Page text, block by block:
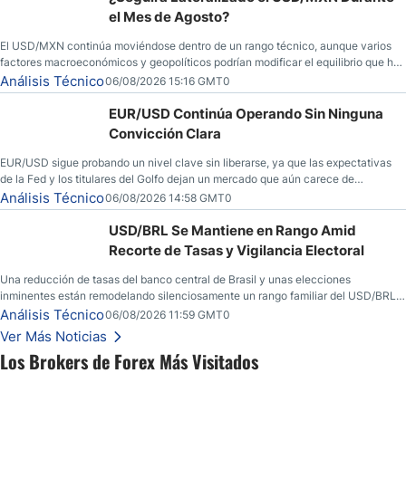
Los Brokers de Forex Más Visitados
el Mes de Agosto?
El USD/MXN continúa moviéndose dentro de un rango técnico, aunque varios
factores macroeconómicos y geopolíticos podrían modificar el equilibrio que ha
dominado al mercado en las últimas semanas.
Análisis Técnico06/08/2026 15:16 GMT0
EUR/USD Continúa Operando Sin Ninguna
Convicción Clara
EUR/USD sigue probando un nivel clave sin liberarse, ya que las expectativas
de la Fed y los titulares del Golfo dejan un mercado que aún carece de
convicción real.
Análisis Técnico06/08/2026 14:58 GMT0
USD/BRL Se Mantiene en Rango Amid
Recorte de Tasas y Vigilancia Electoral
Una reducción de tasas del banco central de Brasil y unas elecciones
inminentes están remodelando silenciosamente un rango familiar del USD/BRL.
Una reducción de tasas por parte del banco central de Brasil y unas elecciones
inminentes están remodelando silenciosamente un rango familiar del USD/BRL.
Esto es lo que los traders están observando a continuación.
Análisis Técnico06/08/2026 11:59 GMT0
Ver Más Noticias